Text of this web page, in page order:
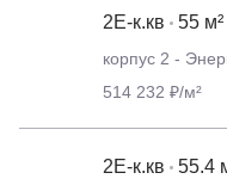
2Е-к.кв 55 м²
корпус 2 -
514 232 ₽/м²
2Е-к.кв 55.4